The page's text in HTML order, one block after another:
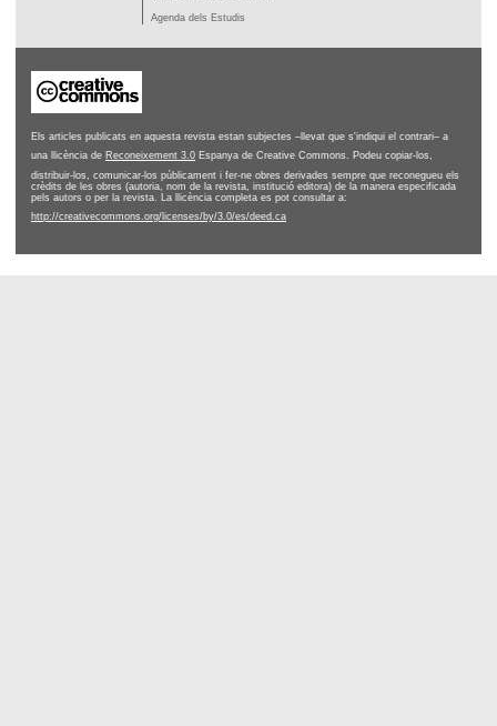
Agenda dels Estudis
Els articles publicats en aquesta revista estan subjectes –llevat que s'indiqui el contrari– a
una llicència de Reconeixement 3.0 Espanya de Creative Commons. Podeu copiar-los,
distribuir-los, comunicar-los públicament i fer-ne obres derivades sempre que reconegueu els
crèdits de les obres (autoria, nom de la revista, institució editora) de la manera especificada
pels autors o per la revista. La llicència completa es pot consultar a:
http://creativecommons.org/licenses/by/3.0/es/deed.ca